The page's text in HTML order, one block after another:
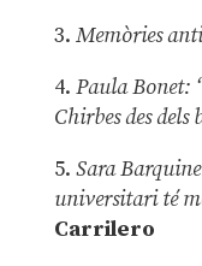
3. Memòries
4. Paula Bonet:
Chirbes des dels
5. Sara
universitari té
Carrilero